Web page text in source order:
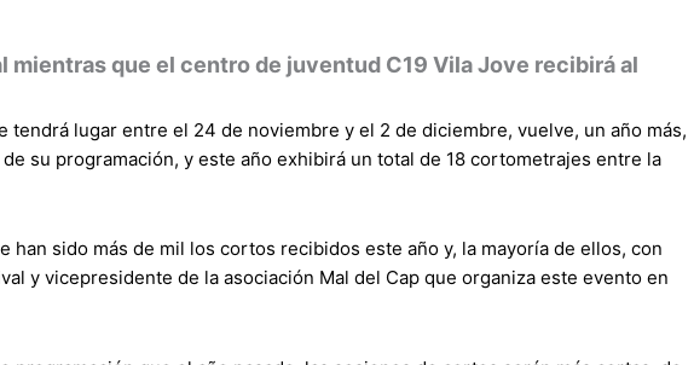
que el centro de juventud C19 Vila Jove recibirá al
lugar entre el 24 de noviembre y el 2 de diciembre, vuelve, un año más,
su programación, y este año exhibirá un total de 18 cortometrajes entre la
sido más de mil los cortos recibidos este año y, la mayoría de ellos, con
y vicepresidente de la asociación Mal del Cap que organiza este evento en